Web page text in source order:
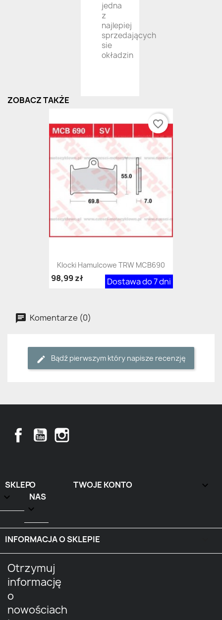
jedna
z
najlepiej
sprzedających
sie
okładzin
ZOBACZ TAKŻE
Klocki Hamulcowe TRW MCB690
Dostawa do 7 dni
98,99 zł
favorite_border
Komentarze (0)
Bądź pierwszym który napisze recenzję
FacebookYouTube
SKLEP

O
NAS

TWOJE KONTO 
INFORMACJA O SKLEPIE
Otrzymuj
informację
o
nowościach